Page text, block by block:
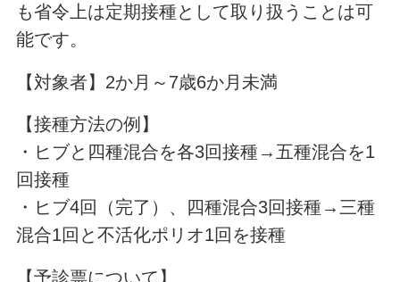
も省令上は定期接種として取り扱うことは可
能です。
【対象者】2か月～7歳6か月未満
【接種方法の例】
・ヒブと四種混合を各3回接種→五種混合を1
回接種
・ヒブ4回（完了）、四種混合3回接種→三種
混合1回と不活化ポリオ1回を接種
【予診票について】